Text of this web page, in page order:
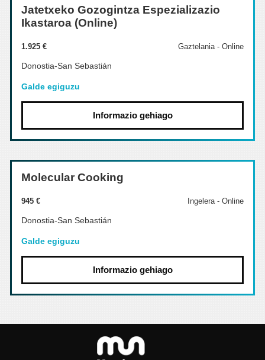
Jatetxeko Gozogintza Espezializazio
Ikastaroa (Online)
1.925 € Gaztelania - Online
Donostia-San Sebastián
Galde egiguzu
Informazio gehiago
Molecular Cooking
945 € Ingelera - Online
Donostia-San Sebastián
Galde egiguzu
Informazio gehiago